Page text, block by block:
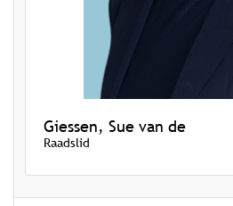
Giessen, Sue van de
Raadslid